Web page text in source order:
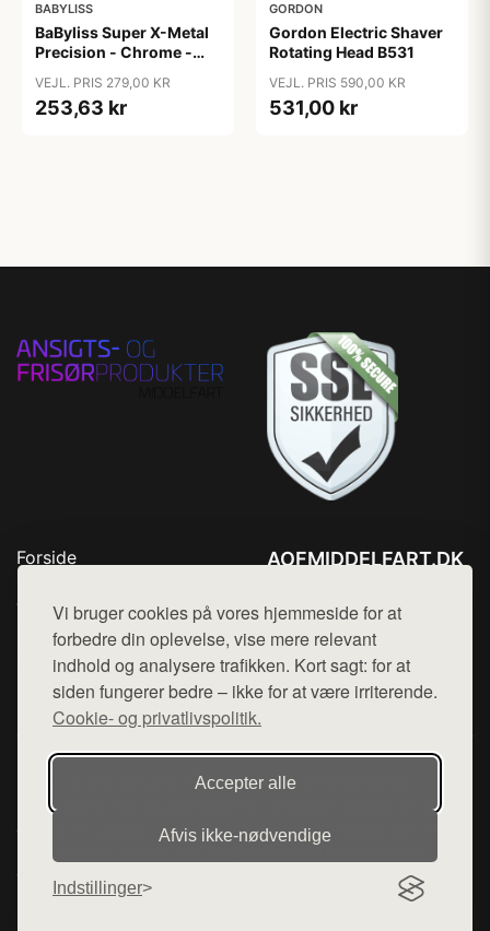
Vi bruger cookies på vores hjemmeside for at
forbedre din oplevelse, vise mere relevant
indhold og analysere trafikken. Kort sagt: for at
siden fungerer bedre – ikke for at være irriterende.
Cookie- og privatlivspolitik.
Accepter alle
Afvis ikke‑nødvendige
Indstillinger
BABYLISS
BaByliss Super X-Metal
Precision - Chrome -
VEJL. PRIS 279,00 KR
253,63 kr
GORDON
Gordon Electric Shaver
Rotating Head B531
VEJL. PRIS 590,00 KR
531,00 kr
Forside
Top Rabatter
Blog
Kontakt
AOFMIDDELFART.DK
Mail: hej@want.dk
Cookie- og privatlivspolitik
Denne side er en del af want.dk, der udgiver en række
hjemmesider med præsentation af forskellige produkter fra
diverse webshops. Der sælges ikke varer fra denne side - vi
henviser til de shops, som sælger varen. Vi har heller ikke
varerne på lager.